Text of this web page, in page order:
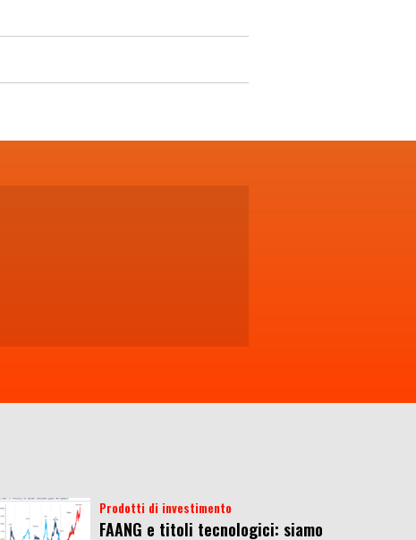
Prodotti di investimento
FAANG e titoli tecnologici: siamo